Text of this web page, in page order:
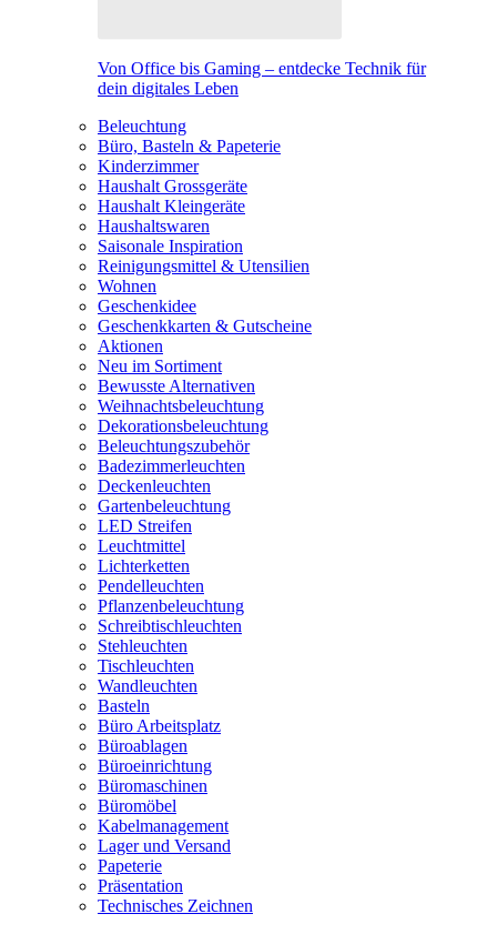
Von Office bis Gaming – entdecke Technik für
dein digitales Leben
Beleuchtung
Büro, Basteln & Papeterie
Kinderzimmer
Haushalt Grossgeräte
Haushalt Kleingeräte
Haushaltswaren
Saisonale Inspiration
Reinigungsmittel & Utensilien
Wohnen
Geschenkidee
Geschenkkarten & Gutscheine
Aktionen
Neu im Sortiment
Bewusste Alternativen
Weihnachtsbeleuchtung
Dekorationsbeleuchtung
Beleuchtungszubehör
Badezimmerleuchten
Deckenleuchten
Gartenbeleuchtung
LED Streifen
Leuchtmittel
Lichterketten
Pendelleuchten
Pflanzenbeleuchtung
Schreibtischleuchten
Stehleuchten
Tischleuchten
Wandleuchten
Basteln
Büro Arbeitsplatz
Büroablagen
Büroeinrichtung
Büromaschinen
Büromöbel
Kabelmanagement
Lager und Versand
Papeterie
Präsentation
Technisches Zeichnen